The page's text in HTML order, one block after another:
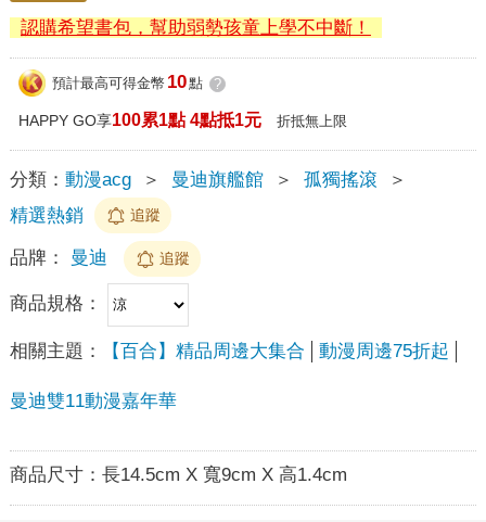
認購希望書包，幫助弱勢孩童上學不中斷！
預計最高可得金幣 10點 ?
HAPPY GO享100累1點 4點抵1元 折抵無上限
分類： 動漫acg ＞ 曼迪旗艦館 ＞ 孤獨搖滾
＞
精選熱銷
追蹤
品牌： 曼迪 追蹤
商品規格：
相關主題： 【百合】精品周邊大集合 動漫周邊75折起
曼迪雙11動漫嘉年華
商品尺寸： 長14.5cm X 寬9cm X 高1.4cm